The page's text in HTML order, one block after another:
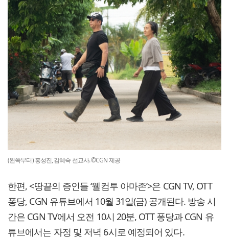
(왼쪽부터) 홍성진, 김혜숙 선교사. ©CGN 제공
한편, <땅끝의 증인들 ‘웰컴투 아마존’>은 CGN TV, OTT
퐁당, CGN 유튜브에서 10월 31일(금) 공개된다. 방송 시
간은 CGN TV에서 오전 10시 20분, OTT 퐁당과 CGN 유
튜브에서는 자정 및 저녁 6시로 예정되어 있다.